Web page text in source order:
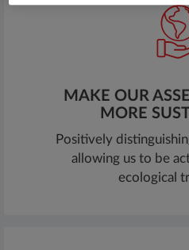
MAKE OUR
MORE
Positively
allowing us to be
ecological